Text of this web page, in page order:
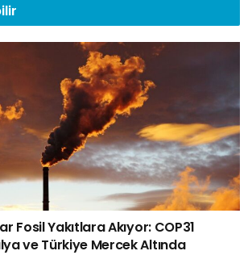
Fosil Yakıtlara Akıyor: COP31
ve Türkiye Mercek Altında